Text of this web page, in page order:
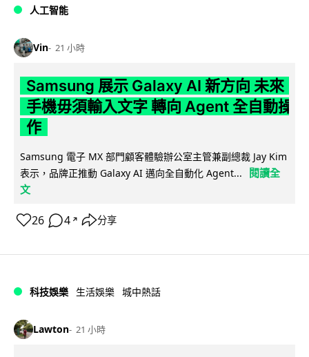
人工智能
Vin 21 小時
Samsung 展示 Galaxy AI 新方向 未來
手機毋須輸入文字 轉向 Agent 全自動操
作
Samsung 電子 MX 部門顧客體驗辦公室主管兼副總裁 Jay Kim
表示，品牌正推動 Galaxy AI 邁向全自動化 Agent...
閱讀全
文
26 4 ↗ 分享
科技娛樂 生活娛樂 城中熱話
Lawton 21 小時